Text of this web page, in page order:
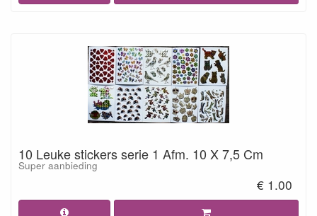
10 Leuke stickers serie 1 Afm. 10 X 7,5 Cm
Super aanbieding
€ 1.00